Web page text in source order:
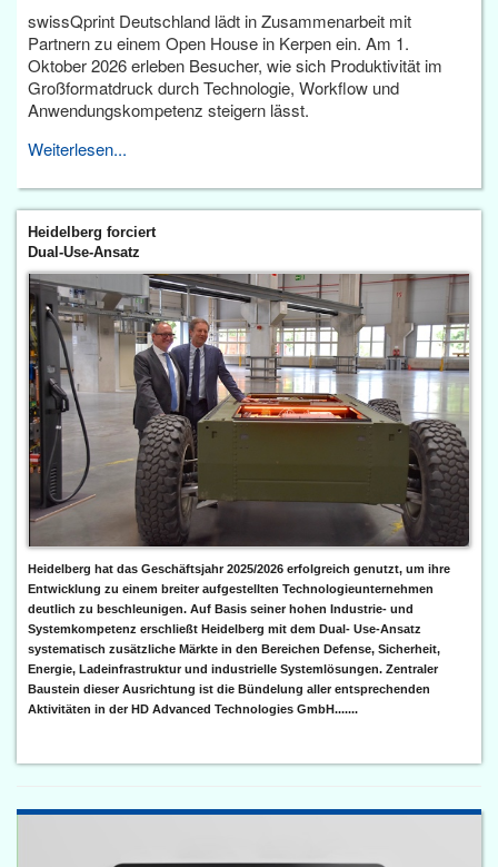
swissQprint Deutschland lädt in Zusammenarbeit mit
Partnern zu einem Open House in Kerpen ein. Am 1.
Oktober 2026 erleben Besucher, wie sich Produktivität im
Großformatdruck durch Technologie, Workflow und
Anwendungskompetenz steigern lässt.
Weiterlesen...
Heidelberg forciert
Dual-Use-Ansatz
Heidelberg hat das Geschäftsjahr 2025/2026 erfolgreich genutzt, um ihre
Entwicklung zu einem breiter aufgestellten Technologieunternehmen
deutlich zu beschleunigen. Auf Basis seiner hohen Industrie- und
Systemkompetenz erschließt Heidelberg mit dem Dual- Use-Ansatz
systematisch zusätzliche Märkte in den Bereichen Defense, Sicherheit,
Energie, Ladeinfrastruktur und industrielle Systemlösungen. Zentraler
Baustein dieser Ausrichtung ist die Bündelung aller entsprechenden
Aktivitäten in der HD Advanced Technologies GmbH.......